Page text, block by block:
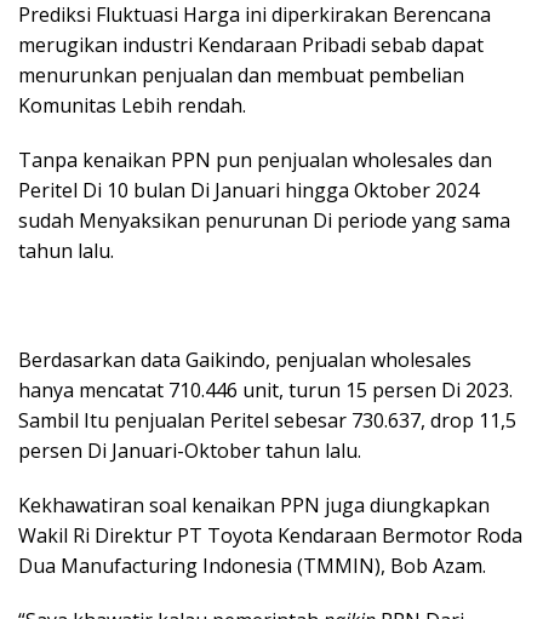
Prediksi Fluktuasi Harga ini diperkirakan Berencana
merugikan industri Kendaraan Pribadi sebab dapat
menurunkan penjualan dan membuat pembelian
Komunitas Lebih rendah.
Tanpa kenaikan PPN pun penjualan wholesales dan
Peritel Di 10 bulan Di Januari hingga Oktober 2024
sudah Menyaksikan penurunan Di periode yang sama
tahun lalu.
Berdasarkan data Gaikindo, penjualan wholesales
hanya mencatat 710.446 unit, turun 15 persen Di 2023.
Sambil Itu penjualan Peritel sebesar 730.637, drop 11,5
persen Di Januari-Oktober tahun lalu.
Kekhawatiran soal kenaikan PPN juga diungkapkan
Wakil Ri Direktur PT Toyota Kendaraan Bermotor Roda
Dua Manufacturing Indonesia (TMMIN), Bob Azam.